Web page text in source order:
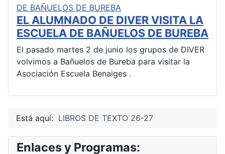
EL ALUMNADO DE DIVER VISITA LA
ESCUELA DE BAÑUELOS DE BUREBA
El pasado martes 2 de junio los grupos de DIVER
volvimos a Bañuelos de Bureba para visitar la
Asociación Escuela Benaiges .
Está aquí: LIBROS DE TEXTO 26-27
Enlaces y Programas: